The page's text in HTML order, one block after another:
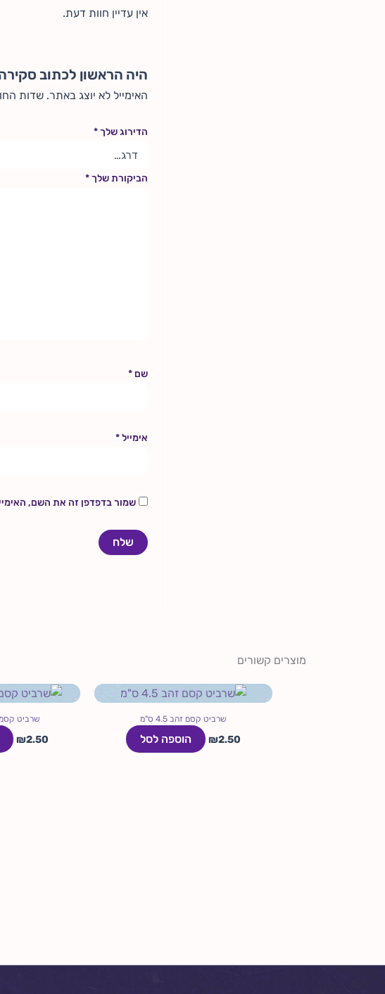
אין עדיין חוות דעת.
היה הראשון לכתוב סקירה
האימייל לא יוצג באתר. שדות
הדירוג שלך*
הביקורת שלך*
שם *
אימייל*
שמור בדפדפן זה את השם,
מוצרים קשורים
שרביט קסם זהב 4.5 ס"מ
₪2.50 הוספה לסל
שרביט קסמים
₪2.50